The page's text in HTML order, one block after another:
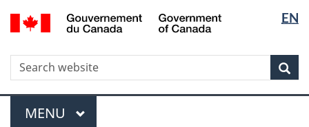
Aller
au
Skip
to
Passer
à
HTML
simplifiée
la
langue
la
langue
EN
WxT
Search
form
Menu
MENU PRINCIPAL